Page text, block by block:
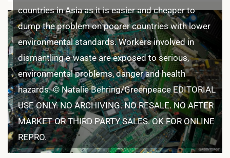
countries in Asia as it is easier and cheaper to
dump the problem on poorer countries with lower
environmental standards. Workers involved in
dismantling e-waste are exposed to serious,
environmental problems, danger and health
hazards. © Natalie Behring/Greenpeace EDITORIAL
USE ONLY. NO ARCHIVING. NO RESALE. NO AFTER
MARKET OR THIRD PARTY SALES. OK FOR ONLINE
REPRO.